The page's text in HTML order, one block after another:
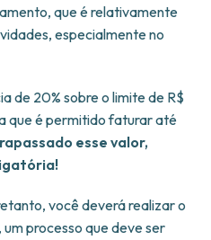
que é relativamente
especialmente no
de 20% sobre o limite de R$
que é permitido faturar até
esse valor,
você deverá realizar o
processo que deve ser